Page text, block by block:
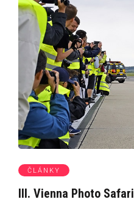
ČLÁNKY
III. Vienna Photo Safari